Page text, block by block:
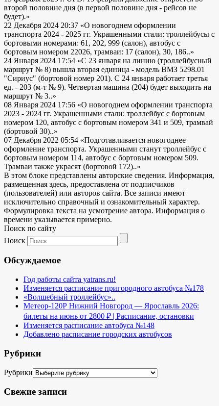
второй половине дня (в первой половине дня - рейсов не
будет).»
22 Декабря 2024 20:37 «О новогоднем оформлении
транспорта 2024 - 2025 гг. Украшенными стали: троллейбусы с
бортовыми номерами: 61, 202, 999 (салон), автобус с
бортовым номером 22026, трамваи: 17 (салон), 30, 186..»
24 Января 2024 17:54 «С 23 января на линию (троллейбусный
маршрут № 8) вышла вторая единица - модель ВМЗ 5298.01
"Сириус" (бортовой номер 201). С 24 января работает третья
ед. - 203 (м-т № 9). Четвертая машина (204) будет выходить на
маршрут № 3..»
08 Января 2024 17:56 «О новогоднем оформлении транспорта
2023 - 2024 гг. Украшенными стали: троллейбус с бортовым
номером 120, автобус с бортовым номером 341 и 509, трамвай
(бортовой 30)..»
07 Декабря 2022 05:54 «Подготавливается новогоднее
оформление транспорта. Украшенными станут троллейбус с
бортовым номером 114, автобус с бортовым номером 509.
Трамваи также украсят (бортовой 172)..»
В этом блоке представлены авторские сведения. Информация,
размещенная здесь, предоставлена от подписчиков
(пользователей) или авторов сайта. Все записи имеют
исключительно справочный и ознакомительный характер.
Формулировка текста на усмотрение автора. Информация о
времени указывается примерно.
Поиск по сайту
Поиск
Обсуждаемое
Год работы сайта yatrans.ru!
Изменяется расписание пригородного автобуса №178
«Волшебный троллейбус»..
Метеор-120Р Нижний Новгород — Ярославль 2026:
билеты на июнь от 2800 ₽ | Расписание, остановки
Изменяется расписание автобуса №148
Добавлено расписание городских автобусов
Рубрики
Рубрики
Свежие записи